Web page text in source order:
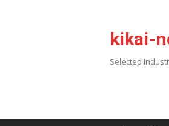
kikai-
Selected